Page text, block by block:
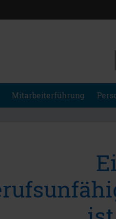
Mitarbeiterführung